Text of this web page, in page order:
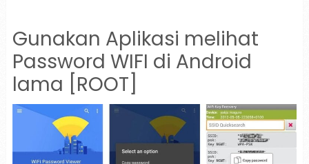
Gunakan Aplikasi melihat
Password WIFI di Android
lama [ROOT]